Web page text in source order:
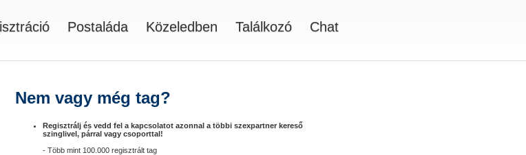
Postaláda Közeledben Találkozó Chat
Nem vagy még tag?
Regisztrálj és vedd fel a kapcsolatot azonnal a többi szexpartner kereső
szinglivel, párral vagy csoporttal!
- Több mint 100.000 regisztrált tag